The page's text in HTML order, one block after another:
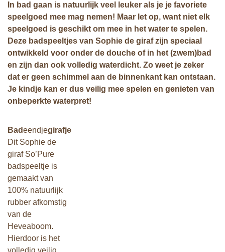
In bad gaan is natuurlijk veel leuker als je je favoriete
speelgoed mee mag nemen! Maar let op, want niet elk
speelgoed is geschikt om mee in het water te spelen.
Deze badspeeltjes van Sophie de giraf zijn speciaal
ontwikkeld voor onder de douche of in het (zwem)bad
en zijn dan ook volledig waterdicht. Zo weet je zeker
dat er geen schimmel aan de binnenkant kan ontstaan.
Je kindje kan er dus veilig mee spelen en genieten van
onbeperkte waterpret!
Badeendjegirafje
Dit Sophie de
giraf So’Pure
badspeeltje is
gemaakt van
100% natuurlijk
rubber afkomstig
van de
Heveaboom.
Hierdoor is het
volledig veilig